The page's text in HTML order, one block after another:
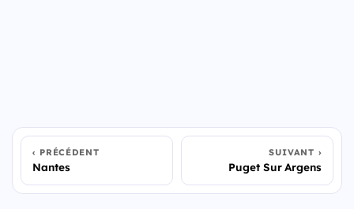
PRÉCÉDENT
Nantes
SUIVANT
Puget Sur Argens